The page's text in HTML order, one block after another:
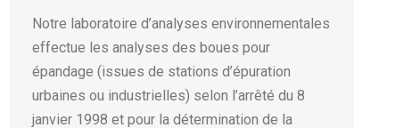
Notre laboratoire d’analyses environnementales
effectue les analyses des boues pour
épandage (issues de stations d’épuration
urbaines ou industrielles) selon l’arrêté du 8
janvier 1998 et pour la détermination de la